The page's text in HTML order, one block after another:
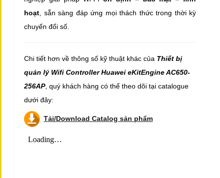
hoạt , sẵn sàng đáp ứng mọi thách thức trong thời kỳ
chuyển đổi số.
Chi tiết hơn về thông số kỹ thuật khác của Thiết bị
quản lý Wifi Controller Huawei eKitEngine AC650-
256AP, quý khách hàng có thể theo dõi tại catalogue
dưới đây:
Tải/Download Catalog sản phẩm